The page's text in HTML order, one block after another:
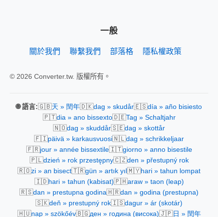
一般
關於我們 聯繫我們 部落格 隱私權政策
© 2026 Converter.tw. 版權所有。
🌐 語言:🇬🇧天 » 閏年🇩🇰dag » skudår🇪🇸día » año bisiesto
🇵🇹dia » ano bissexto🇩🇪Tag » Schaltjahr
🇳🇴dag » skuddår🇸🇪dag » skottår
🇫🇮päivä » karkausvuosi🇳🇱dag » schrikkeljaar
🇫🇷jour » année bissextile🇮🇹giorno » anno bisestile
🇵🇱dzień » rok przestępny🇨🇿den » přestupný rok
🇷🇴zi » an bisect🇹🇷gün » artık yıl 🇲🇾hari » tahun lompat
🇮🇩hari » tahun (kabisat)🇵🇭araw » taon (leap)
🇷🇸dan » prestupna godina🇭🇷dan » godina (prestupna)
🇸🇰deň » prestupný rok🇮🇸dagur » ár (skotár)
🇭🇺nap » szökőév🇧🇬ден » година (висока)🇯🇵日 » 閏年